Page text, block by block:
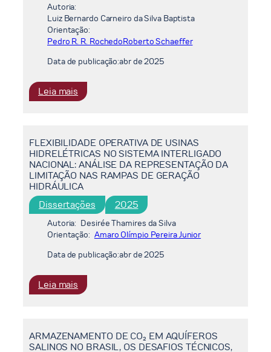
CAPITAL
E
SEUS
EFEITOS
RECEITA
DE
ENERGIA
ELÉTRICA
NO
BRASIL
Autoria:
Luiz Bernardo Carneiro da Silva Baptista
Orientação:
Pedro R. R. RochedoRoberto Schaeffer
Data de publicação:abr de 2025
Leia mais
BRIDGING
GAP:
POLICY
PATHWAYS
AND
TECHNOLOGICAL
STRATEGIES
FOR
ACHIEVING
THE
PARIS
AGREEMENT
GOALS
ASSESSMENT
MODELS
FLEXIBILIDADE OPERATIVA DE USINAS
HIDRELÉTRICAS NO SISTEMA INTERLIGADO
NACIONAL: ANÁLISE DA REPRESENTAÇÃO DA
LIMITAÇÃO NAS RAMPAS DE GERAÇÃO
HIDRÁULICA
Dissertações 2025
Autoria: Desirée Thamires da Silva
Orientação: Amaro Olímpio Pereira Junior
Data de publicação:abr de 2025
Leia mais
FLEXIBILIDADE
USINAS
ARMAZENAMENTO DE CO₂ EM AQUÍFEROS
SALINOS NO BRASIL, OS DESAFIOS TÉCNICOS,